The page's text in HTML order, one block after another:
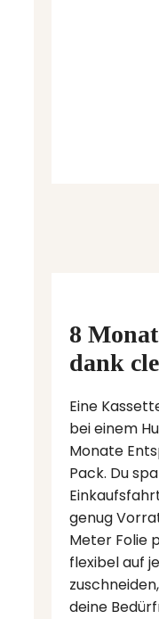
8
dank
Eine
bei einem
Monate
Pack. Du
genug
Meter Folie
flexibel auf
deine